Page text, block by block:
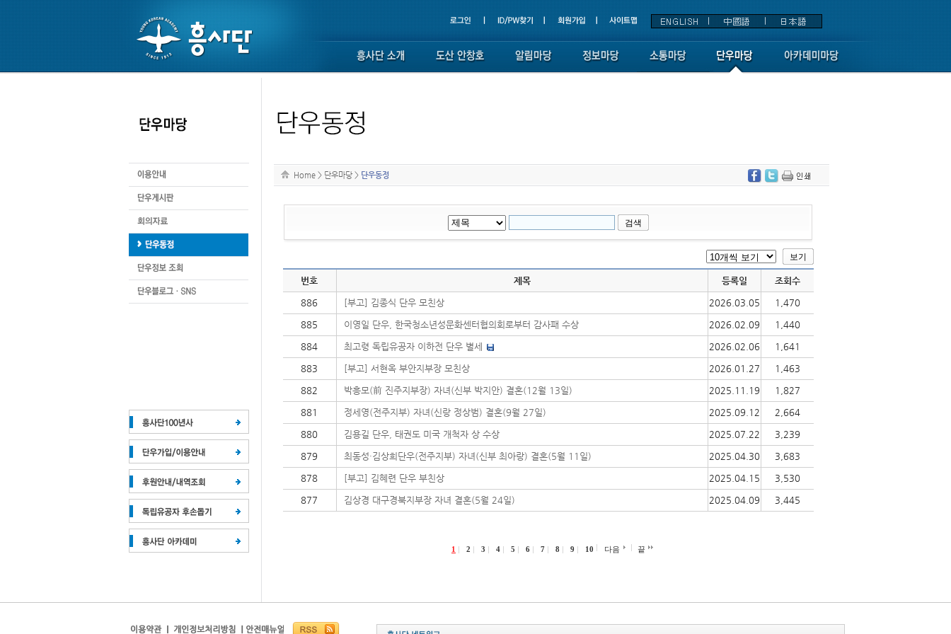
Home > 단우마당 > 단우동정
번호 제목 등록일 조회수
886 [부고] 김종식 단우 모친상 2026.03.05 1,470
885 이영일 단우, 한국청소년성문화센터협의회로부터 감사패 수상 2026.02.09 1,440
884 최고령 독립유공자 이하전 단우 별세 2026.02.06 1,641
883 [부고] 서현옥 부안지부장 모친상 2026.01.27 1,463
882 박흥모(前 진주지부장) 자녀(신부 박지안) 결혼(12월 13일) 2025.11.19 1,827
881 정세영(전주지부) 자녀(신랑 정상범) 결혼(9월 27일) 2025.09.12 2,664
880 김용길 단우, 태권도 미국 개척자 상 수상 2025.07.22 3,239
879 최동성·김상희단우(전주지부) 자녀(신부 최아랑) 결혼(5월 11일) 2025.04.30 3,683
878 [부고] 김혜련 단우 부친상 2025.04.15 3,530
877 김상경 대구경북지부장 자녀 결혼(5월 24일) 2025.04.09 3,445
1 2 3 4 5 6 7 8 9 10 다음 끝